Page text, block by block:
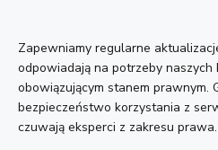
Zapewniamy regularne
odpowiadają na potrzeby
obowiązującym stanem prawnym.
bezpieczeństwo korzystania z
czuwają eksperci z zakresu prawa.